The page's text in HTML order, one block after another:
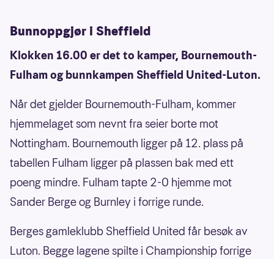
Bunnoppgjør i Sheffield
Klokken 16.00 er det to kamper, Bournemouth-
Fulham og bunnkampen Sheffield United-Luton.
Når det gjelder Bournemouth-Fulham, kommer
hjemmelaget som nevnt fra seier borte mot
Nottingham. Bournemouth ligger på 12. plass på
tabellen Fulham ligger på plassen bak med ett
poeng mindre. Fulham tapte 2-0 hjemme mot
Sander Berge og Burnley i forrige runde.
Berges gamleklubb Sheffield United får besøk av
Luton. Begge lagene spilte i Championship forrige